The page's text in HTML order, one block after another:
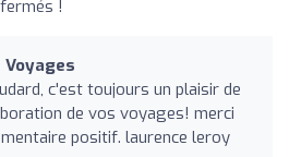
!
Voyages
c'est toujours un plaisir de
de vos voyages! merci
positif. laurence leroy